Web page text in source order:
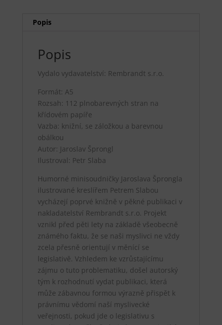
Popis
Popis
Vydalo vydavatelství: Rembrandt s.r.o.
Formát: A5
Rozsah: 112 plnobarevných stran na
křídovém papíře
Vazba: knižní, se záložkou a barevnou
obálkou
Autor: Jaroslav Šprongl
Ilustroval: Petr Slaba
Humorné minisoudničky Jaroslava Šprongla
ilustrované kreslířem Petrem Slabou
vycházejí poprvé knižně v pěkné publikaci v
nakladatelství Rembrandt s.r.o. Projekt
vznikl před pěti lety na základě všeobecně
známého faktu, že se naši myslivci ne vždy
zcela přesně orientují v měnící se
legislativě. Vzhledem ke vzrůstajícímu
zájmu o tuto problematiku, došel autorský
tým k rozhodnutí vydat publikaci, která
může zábavnou formou výrazně přispět k
právnímu vědomí naší myslivecké
veřejnosti, pokud jde o legislativu s